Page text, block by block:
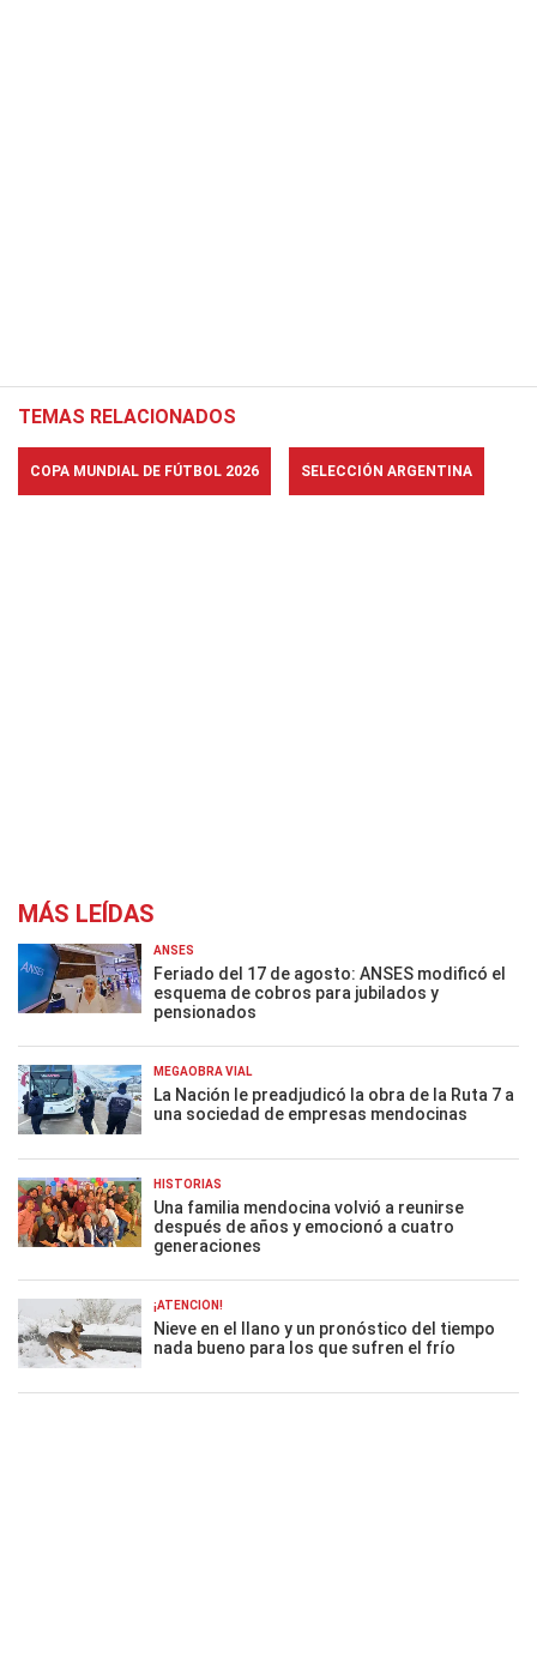
TEMAS RELACIONADOS
COPA MUNDIAL DE FÚTBOL 2026 SELECCIÓN ARGENTINA
MÁS LEÍDAS
ANSES
Feriado del 17 de agosto: ANSES modificó el
esquema de cobros para jubilados y
pensionados
MEGAOBRA VIAL
La Nación le preadjudicó la obra de la Ruta 7 a
una sociedad de empresas mendocinas
HISTORIAS
Una familia mendocina volvió a reunirse
después de años y emocionó a cuatro
generaciones
¡ATENCIÓN!
Nieve en el llano y un pronóstico del tiempo
nada bueno para los que sufren el frío